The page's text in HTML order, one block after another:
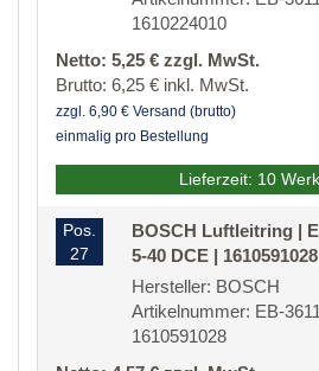
1610224010
Netto: 5,25 € zzgl. MwSt.
Brutto: 6,25 € inkl. MwSt.
zzgl. 6,90 € Versand (brutto)
einmalig pro Bestellung
Lieferzeit: 10
Pos.
27
BOSCH Luftleitring |
5-40 DCE | 1610591028
Hersteller: BOSCH
Artikelnummer: EB-
1610591028